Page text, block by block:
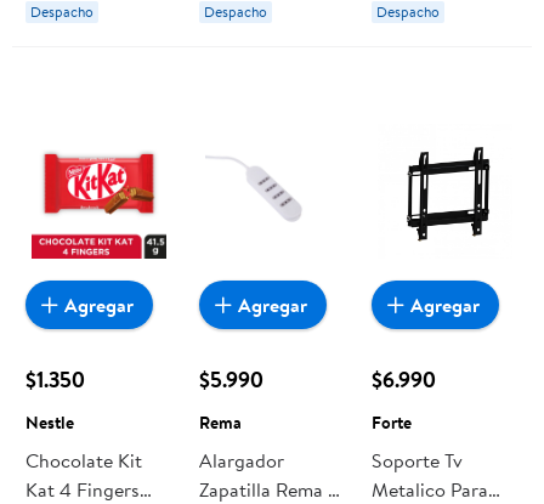
Despacho Despacho Despacho
$1.350
Nestle
Chocolate Kit
Kat 4 Fingers
Agregar
$5.990
Rema
Alargador
Zapatilla Rema 4
Agregar
$6.990
Forte
Soporte Tv
Metalico Para
Agregar